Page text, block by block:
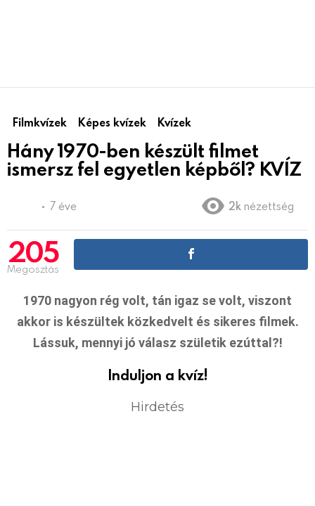
Filmkvízek Képes kvízek Kvízek
Hány 1970-ben készült filmet
ismersz fel egyetlen képből? KVÍZ
7 éve 2k nézettség
205
Megosztás
1970 nagyon rég volt, tán igaz se volt, viszont
akkor is készültek közkedvelt és sikeres filmek.
Lássuk, mennyi jó válasz születik ezúttal?!
Induljon a kvíz!
Hirdetés